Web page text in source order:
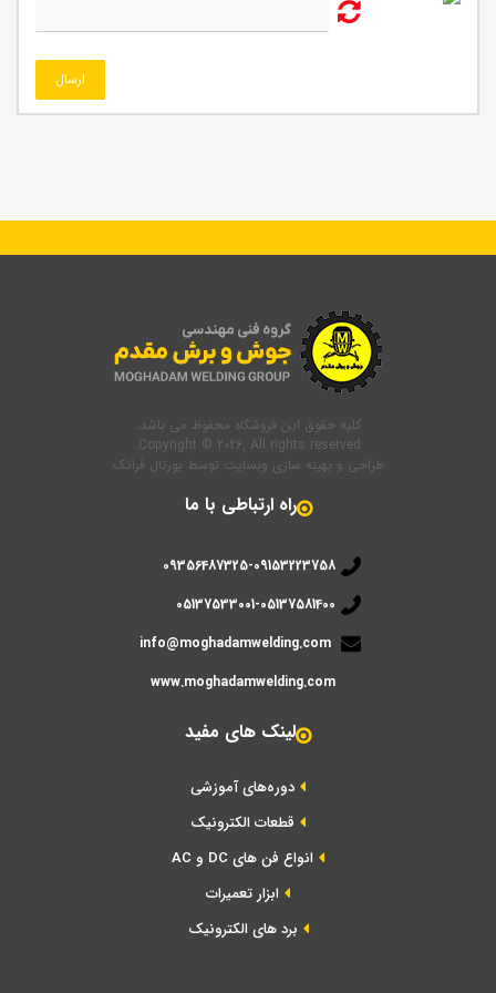
ارسال
کلیه حقوق این فروشگاه محفوظ می باشد.
Copyright © 2026, All rights reserved.
طراحی و بهینه سازی وبسایت توسط پورتال فراتک
راه ارتباطی با ما
09356487325-09153223758
05137533001-05137581400
info@moghadamwelding.com
www.moghadamwelding.com
لینک های مفید
دوره‌های آموزشی
قطعات الکترونیک
انواع فن های DC و AC
ابزار تعمیرات
برد های الکترونیک